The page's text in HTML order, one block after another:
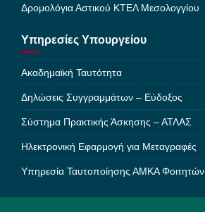
Δρομολόγια Αστικού ΚΤΕΛ Μεσολογγίου
Υπηρεσίες Υπουργείου
Ακαδημαϊκή Ταυτότητα
Δηλώσεις Συγγραμμάτων – Εύδοξος
Σύστημα Πρακτικής Άσκησης – ΑΤΛΑΣ
Ηλεκτρονική Εφαρμογή για Μεταγραφές
Υπηρεσία Ταυτοποίησης ΑΜΚΑ Φοιτητών